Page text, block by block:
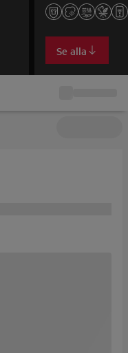
Se alla